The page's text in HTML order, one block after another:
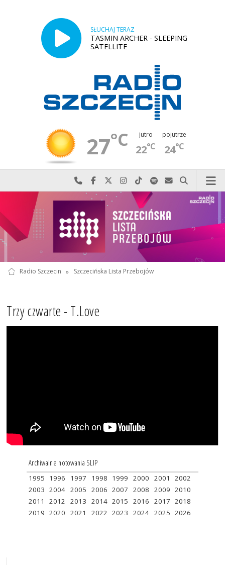
SŁUCHAJ TERAZ
TASMIN ARCHER - SLEEPING
SATELLITE
27°C jutro
22°C
pojutrze
24°C
Najlepiej po prostu do nas zadzwoń
Odwiedź nas na Facebook-u
Odwiedź nas na X
Odwiedź nas na Instagram-ie
Odwiedź nas na TikTok-u
Szukaj nas na Spotify
Wyślij do nas
Szukaj
Radio Szczecin » Szczecińska Lista Przebojów
Trzy czwarte - T.Love
Archiwalne notowania SLIP
1995 1996 1997 1998 1999 2000 2001
2002
2003 2004 2005 2006 2007 2008 2009 2010
2011
2012 2013 2014 2015 2016 2017 2018
2019 2020 2021 2022 2023 2024 2025 2026